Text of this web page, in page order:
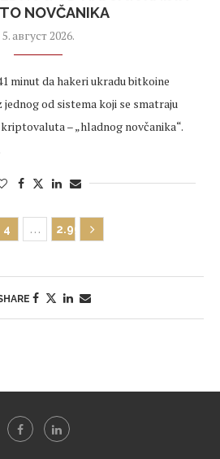
NOVČANIKA
5. август 2026.
minut da hakeri ukradu bitkoine
od sistema koji se smatraju
– „hladnog novčanika“.
4 … 2.997